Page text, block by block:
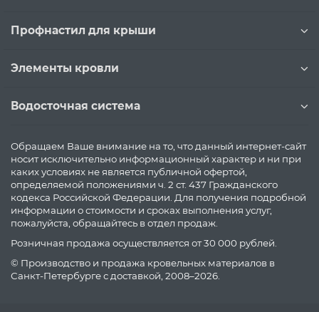
Профнастил для крыши
Элементы кровли
Водосточная система
Обращаем Ваше внимание на то, что данный интернет-сайт
носит исключительно информационный характер и ни при
каких условиях не является публичной офертой,
определяемой положениями ч. 2 ст. 437 Гражданского
кодекса Российской Федерации. Для получения подробной
информации о стоимости и сроках выполнения услуг,
пожалуйста, обращайтесь в отдел продаж.
Розничная продажа осуществляется от 30 000 рублей.
© Производство и продажа кровельных материалов в
Санкт-Петербурге с доставкой, 2008–2026.